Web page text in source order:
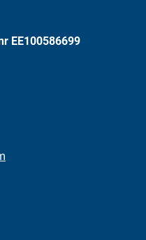
EE100586699